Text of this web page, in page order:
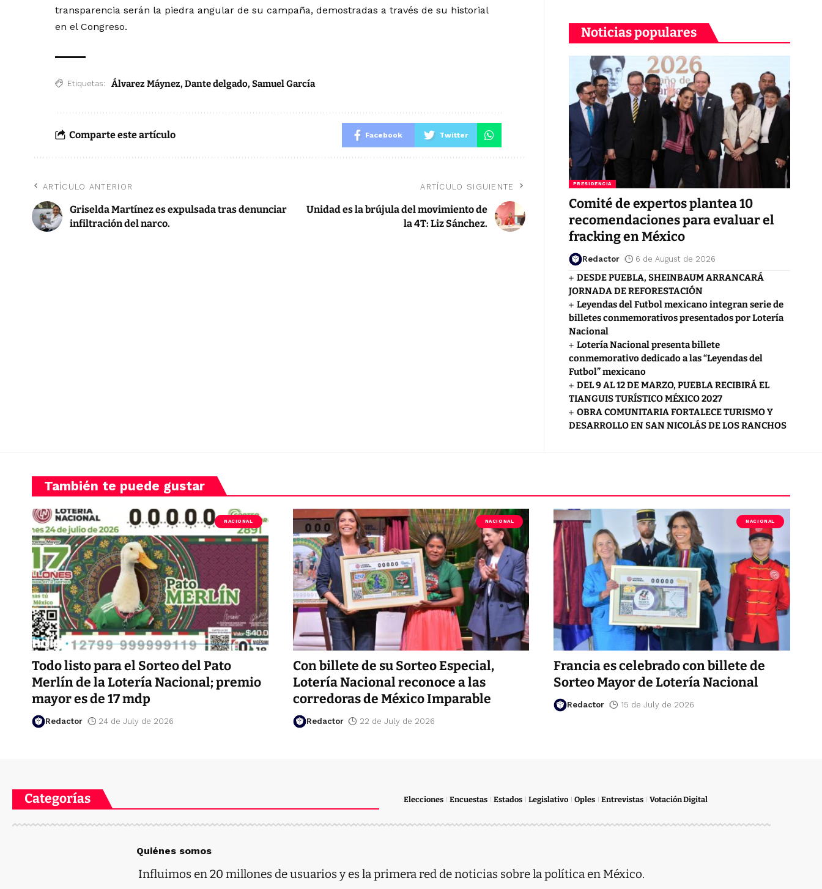
transparencia serán la piedra angular de su campaña, demostradas a través de su historial
en el Congreso.
Etiquetas: Álvarez Máynez,Dante delgado,Samuel García
Comparte este artículo Facebook Twitter
ARTÍCULO ANTERIOR
Griselda Martínez es expulsada tras denunciar
infiltración del narco.
ARTÍCULO SIGUIENTE
Unidad es la brújula del movimiento de
la 4T: Liz Sánchez.
Noticias populares
PRESIDENCIA
Comité de expertos plantea 10
recomendaciones para evaluar el
fracking en México
Redactor 6 de August de 2026
DESDE PUEBLA, SHEINBAUM ARRANCARÁ
JORNADA DE REFORESTACIÓN
Leyendas del Futbol mexicano integran serie de
billetes conmemorativos presentados por Lotería
Nacional
Lotería Nacional presenta billete
conmemorativo dedicado a las “Leyendas del
Futbol” mexicano
DEL 9 AL 12 DE MARZO, PUEBLA RECIBIRÁ EL
TIANGUIS TURÍSTICO MÉXICO 2027
OBRA COMUNITARIA FORTALECE TURISMO Y
DESARROLLO EN SAN NICOLÁS DE LOS RANCHOS
También te puede gustar
NACIONAL
Todo listo para el Sorteo del Pato
Merlín de la Lotería Nacional; premio
mayor es de 17 mdp
Redactor 24 de July de 2026
NACIONAL
Con billete de su Sorteo Especial,
Lotería Nacional reconoce a las
corredoras de México Imparable
Redactor 22 de July de 2026
NACIONAL
Francia es celebrado con billete de
Sorteo Mayor de Lotería Nacional
Redactor 15 de July de 2026
Categorías Elecciones Encuestas Estados Legislativo Oples Entrevistas Votación Digital
Quiénes somos
Influimos en 20 millones de usuarios y es la primera red de noticias sobre la política en México.